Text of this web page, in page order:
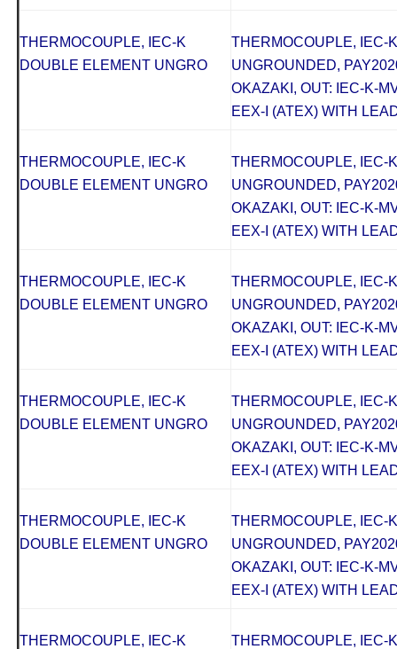
THERMOCOUPLE, IEC-K
DOUBLE ELEMENT UNGRO
THERMOCOUPLE, IEC-
UNGROUNDED,
OKAZAKI, OUT: IEC-K-
EEX-I (ATEX) WITH
THERMOCOUPLE, IEC-K
DOUBLE ELEMENT UNGRO
THERMOCOUPLE, IEC-
UNGROUNDED,
OKAZAKI, OUT: IEC-K-
EEX-I (ATEX) WITH
THERMOCOUPLE, IEC-K
DOUBLE ELEMENT UNGRO
THERMOCOUPLE, IEC-
UNGROUNDED,
OKAZAKI, OUT: IEC-K-
EEX-I (ATEX) WITH
THERMOCOUPLE, IEC-K
DOUBLE ELEMENT UNGRO
THERMOCOUPLE, IEC-
UNGROUNDED,
OKAZAKI, OUT: IEC-K-
EEX-I (ATEX) WITH
THERMOCOUPLE, IEC-K
DOUBLE ELEMENT UNGRO
THERMOCOUPLE, IEC-
UNGROUNDED,
OKAZAKI, OUT: IEC-K-
EEX-I (ATEX) WITH
THERMOCOUPLE, IEC-K
THERMOCOUPLE, IEC-